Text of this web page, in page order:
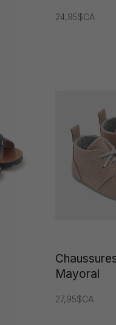
24,95$CA
Mayoral
27,95$CA